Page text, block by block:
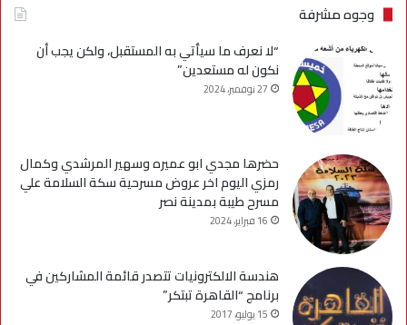
وجوه مشرفة
“لا نعرف ما سيأتي به المستقبل، ولكن يجب أن
نكون له مستعدين”
27 نوفمبر، 2024
حضرها مجدي ابو عميره وسهير المرشدي وكمال
رمزي اليوم اخر عروض مسرحية سكة السلامة علي
مسرح طيبة بمدينة نصر
16 فبراير، 2024
هندسة الالكترونيات تتصدر قائمة المشاركين في
برنامج “القاهرة تبتكر”
15 يوليو، 2017